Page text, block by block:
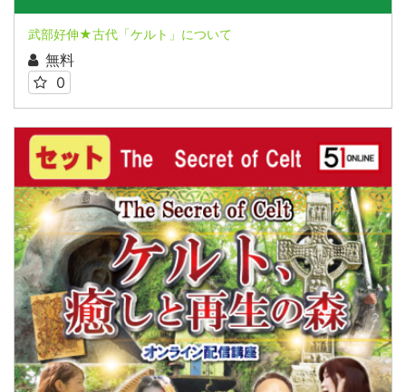
武部好伸★古代「ケルト」について
無料
0